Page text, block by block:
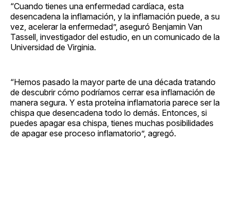
“Cuando tienes una enfermedad cardíaca, esta
desencadena la inflamación, y la inflamación puede, a su
vez, acelerar la enfermedad”, aseguró Benjamin Van
Tassell, investigador del estudio, en un comunicado de la
Universidad de Virginia.
“Hemos pasado la mayor parte de una década tratando
de descubrir cómo podríamos cerrar esa inflamación de
manera segura. Y esta proteína inflamatoria parece ser la
chispa que desencadena todo lo demás. Entonces, si
puedes apagar esa chispa, tienes muchas posibilidades
de apagar ese proceso inflamatorio”, agregó.